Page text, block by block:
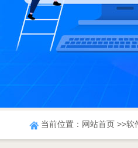
当前位置： 网站首页 >>软